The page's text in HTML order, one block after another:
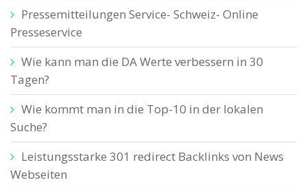
Pressemitteilungen Service- Schweiz- Online
Presseservice
Wie kann man die DA Werte verbessern in 30
Tagen?
Wie kommt man in die Top-10 in der lokalen
Suche?
Leistungsstarke 301 redirect Backlinks von News
Webseiten